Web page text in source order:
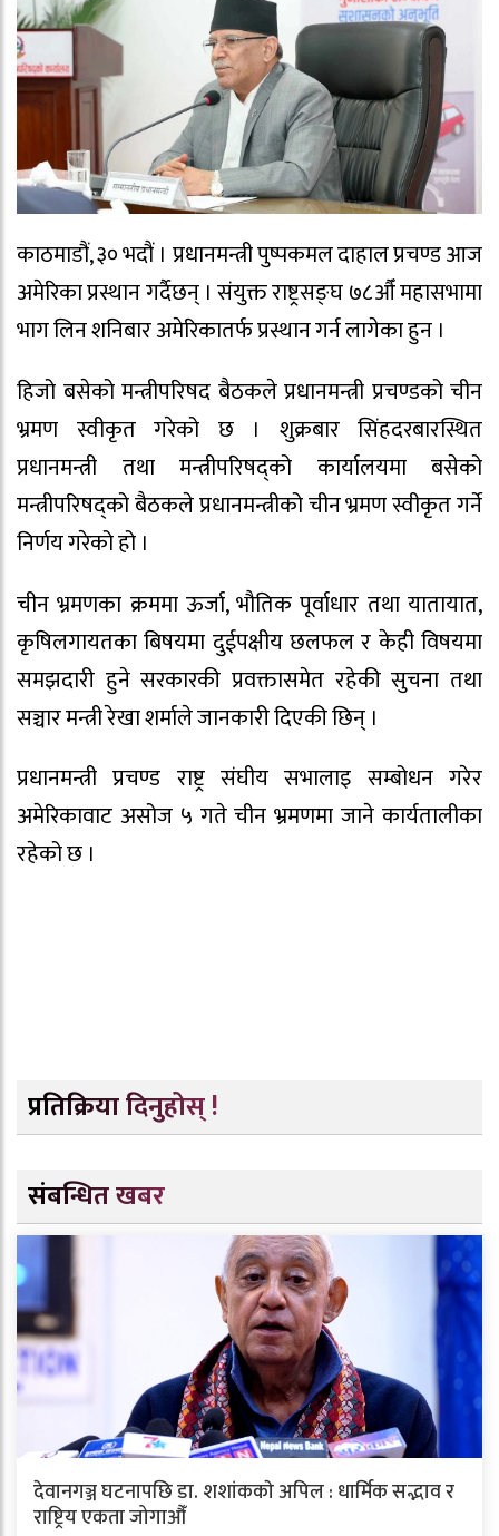
काठमाडौं, ३० भदौं । प्रधानमन्त्री पुष्पकमल दाहाल प्रचण्ड आज
अमेरिका प्रस्थान गर्दैछन् । संयुक्त राष्ट्रसङ्घ ७८औँ महासभामा
भाग लिन शनिबार अमेरिकातर्फ प्रस्थान गर्न लागेका हुन ।
हिजो बसेको मन्त्रीपरिषद बैठकले प्रधानमन्त्री प्रचण्डको चीन
भ्रमण स्वीकृत गरेको छ । शुक्रबार सिंहदरबारस्थित
प्रधानमन्त्री तथा मन्त्रीपरिषद्को कार्यालयमा बसेको
मन्त्रीपरिषद्को बैठकले प्रधानमन्त्रीको चीन भ्रमण स्वीकृत गर्ने
निर्णय गरेको हो ।
चीन भ्रमणका क्रममा ऊर्जा, भौतिक पूर्वाधार तथा यातायात,
कृषिलगायतका बिषयमा दुईपक्षीय छलफल र केही विषयमा
समझदारी हुने सरकारकी प्रवक्तासमेत रहेकी सुचना तथा
सञ्चार मन्त्री रेखा शर्माले जानकारी दिएकी छिन् ।
प्रधानमन्त्री प्रचण्ड राष्ट्र संघीय सभालाइ सम्बोधन गरेर
अमेरिकावाट असोज ५ गते चीन भ्रमणमा जाने कार्यतालीका
रहेको छ ।
प्रतिक्रिया दिनुहोस् !
संबन्धित खबर
देवानगञ्ज घटनापछि डा. शशांककाे अपिल : धार्मिक सद्भाव र
राष्ट्रिय एकता जोगाऔँ